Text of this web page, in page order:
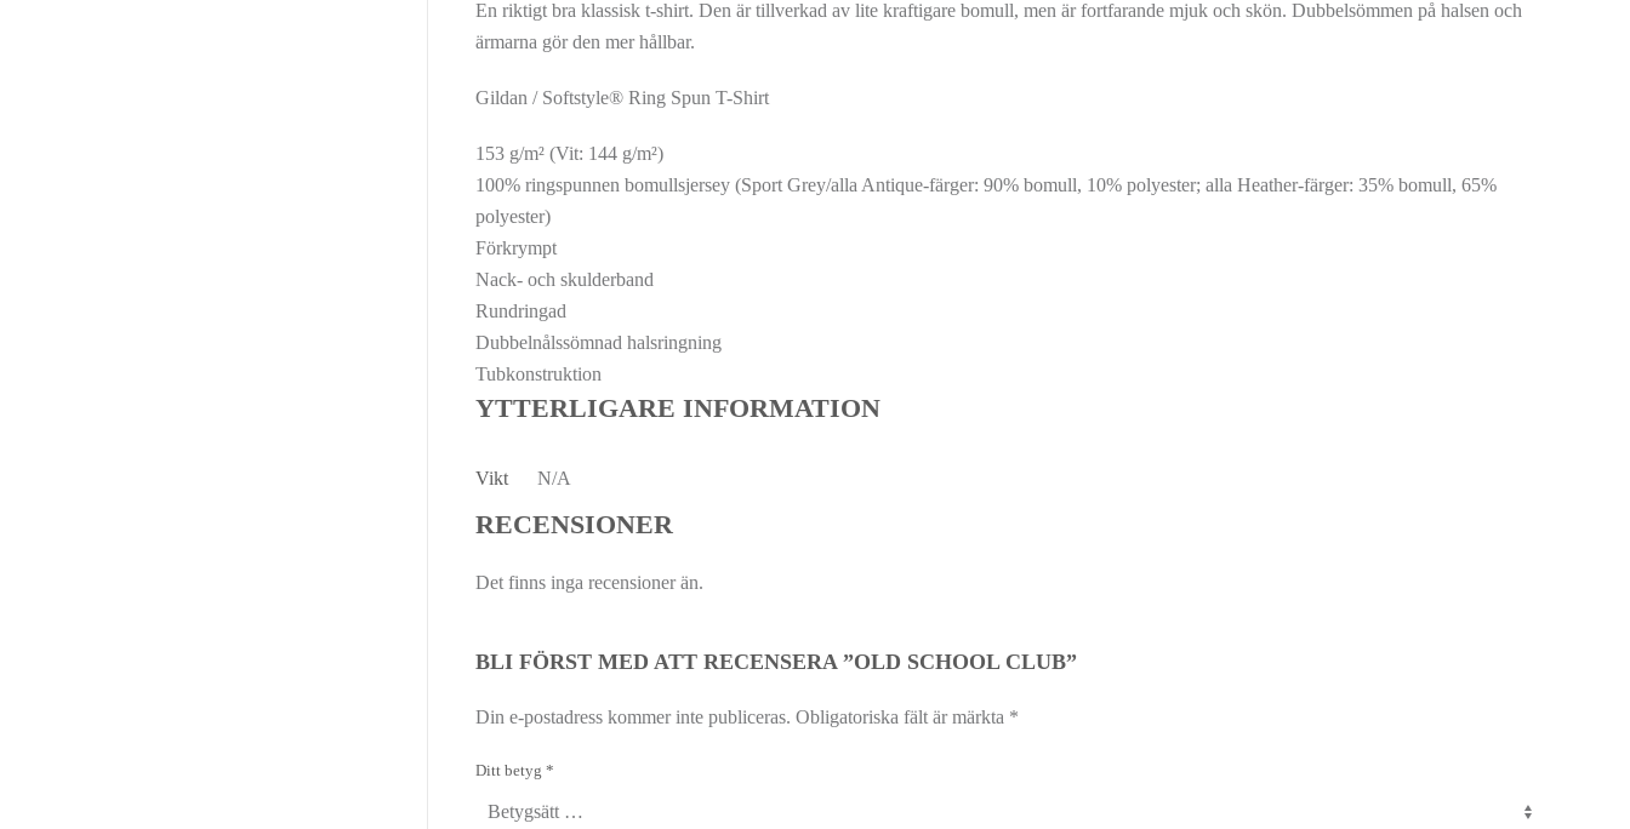
En riktigt bra klassisk t-shirt. Den är tillverkad av lite kraftigare bomull, men är fortfarande mjuk och skön. Dubbelsömmen på halsen och
ärmarna gör den mer hållbar.
Gildan / Softstyle® Ring Spun T-Shirt
153 g/m² (Vit: 144 g/m²)
100% ringspunnen bomullsjersey (Sport Grey/alla Antique-färger: 90% bomull, 10% polyester; alla Heather-färger: 35% bomull, 65%
polyester)
Förkrympt
Nack- och skulderband
Rundringad
Dubbelnålssömnad halsringning
Tubkonstruktion
YTTERLIGARE INFORMATION
Vikt N/A
RECENSIONER
Det finns inga recensioner än.
BLI FÖRST MED ATT RECENSERA ”OLD SCHOOL CLUB”
Din e-postadress kommer inte publiceras. Obligatoriska fält är märkta *
Ditt betyg *